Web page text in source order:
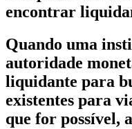
encontrar
Quando uma
autoridade
liquidante para
existentes para
que for possível,